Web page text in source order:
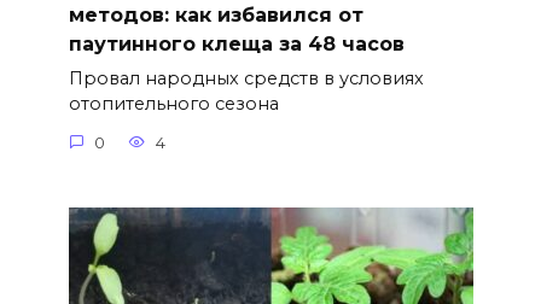
методов: как избавился от
паутинного клеща за 48 часов
Провал народных средств в условиях
отопительного сезона
0 4